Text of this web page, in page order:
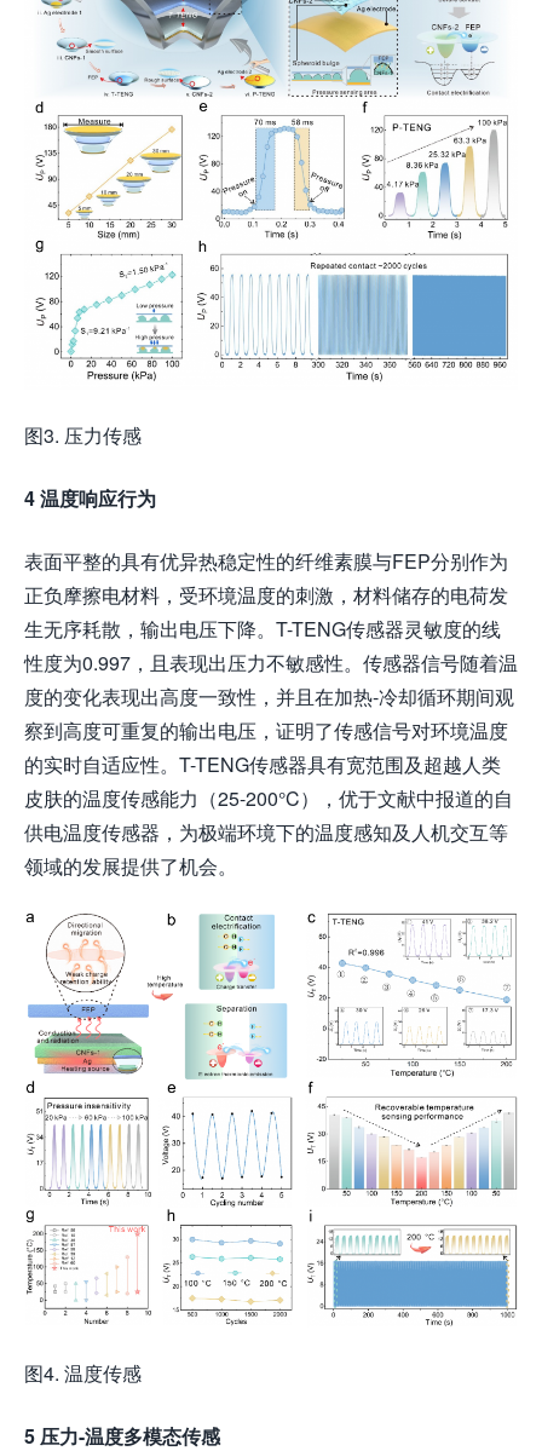
图3. 压力传感
4 温度响应行为
表面平整的具有优异热稳定性的纤维素膜与FEP分别作为
正负摩擦电材料，受环境温度的刺激，材料储存的电荷发
生无序耗散，输出电压下降。T-TENG传感器灵敏度的线
性度为0.997，且表现出压力不敏感性。传感器信号随着温
度的变化表现出高度一致性，并且在加热-冷却循环期间观
察到高度可重复的输出电压，证明了传感信号对环境温度
的实时自适应性。T-TENG传感器具有宽范围及超越人类
皮肤的温度传感能力（25-200°C），优于文献中报道的自
供电温度传感器，为极端环境下的温度感知及人机交互等
领域的发展提供了机会。
图4. 温度传感
5 压力-温度多模态传感